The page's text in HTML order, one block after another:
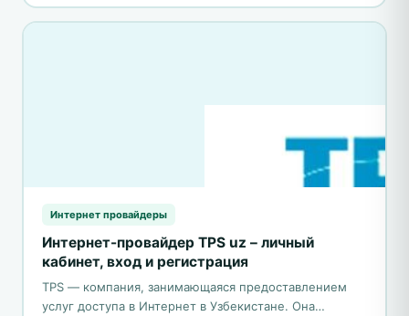
Интернет провайдеры
Интернет-провайдер TPS uz – личный
кабинет, вход и регистрация
TPS — компания, занимающаяся предоставлением
услуг доступа в Интернет в Узбекистане. Она